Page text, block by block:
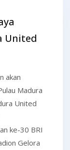
United
akan
Madura
United
ke-30 BRI
Gelora